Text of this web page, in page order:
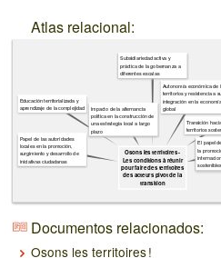
Atlas relacional:
Osons les territoires -
Les conditions à réunir
pour faire des territoires
des acteurs pivot de la
transition
El papel
la
sostenibles
Transición
territorios
Autonomía económica de
territorios y resistencia a su
integración en la economía
global
Subsidiariedad activa y
práctica de la gobernanza a
diferentes escalas
Impacto de la alternancia
política en la construcción de
una estrategia local a largo
plazo
Educación territorializada y
aprendizaje de la complejidad
Papel de las autoridades
locales en la promoción,
surgimiento y desarrollo de
iniciativas ciudadanas
Documentos relacionados:
Osons les territoires !